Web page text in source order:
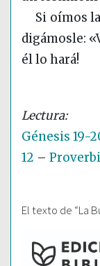
Si oímos
digámosle:
él lo hará!
Génesis 19-
12 –
El texto de “La